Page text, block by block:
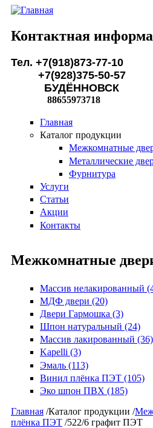
Перейти к основному содержанию
Контактная
Тел. +7(918)873-77-10
+7(928)375-50-57
БУДЁННОВСК
88655973718
Главная
Каталог продукции
Межкомнатные
Металлические
Фурнитура
Услуги
Статьи
Акции
Контакты
Межкомнатные
Массив нелакированный
МДФ двери (20)
Двери Гармошка (3)
Шпон натуральный (24)
Массив лакированный (36)
Kapelli (3)
Эмаль (113)
Винил плёнка ПЭТ (105)
Эко шпон ПВХ (185)
Главная /Каталог продукции /
плёнка ПЭТ /522/6 графит ПЭТ